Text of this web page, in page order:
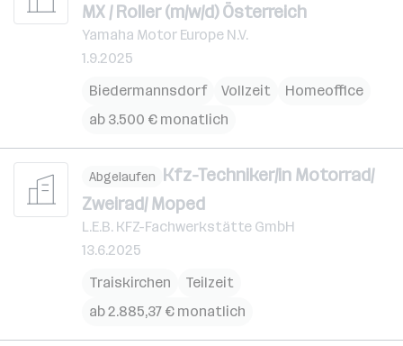
MX / Roller (m/w/d) Österreich
Yamaha Motor Europe N.V.
1.9.2025
Biedermannsdorf
Vollzeit
Homeoffice
ab 3.500 € monatlich
Abgelaufen Kfz-Techniker/in Motorrad/
Zweirad/ Moped
L.E.B. KFZ-Fachwerkstätte GmbH
13.6.2025
Traiskirchen
Teilzeit
ab 2.885,37 € monatlich